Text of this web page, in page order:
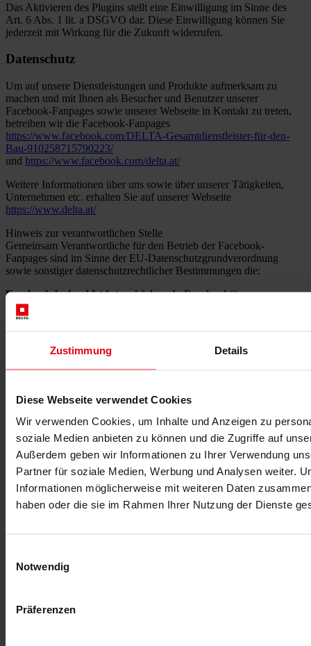
Zustimmung Details
Diese Webseite verwendet Cookies
Wir verwenden Cookies, um Inhalte und Anzeigen zu
soziale Medien anbieten zu können und die Zugriffe auf
Außerdem geben wir Informationen zu Ihrer Verwendung
Partner für soziale Medien, Werbung und Analysen weiter.
Informationen möglicherweise mit weiteren Daten
haben oder die sie im Rahmen Ihrer Nutzung der Dienste
Notwendig
Präferenzen
Das Aktivieren des Plugins stellt eine Einwilligung im Sinne des
Art. 6 Abs. 1 lit. a DSGVO dar. Diese Einwilligung können Sie
jederzeit mit Wirkung für die Zukunft widerrufen.
Datenschutz
Um auf unsere Dienstleistungen und Produkte aufmerksam zu
machen und mit Ihnen als Besucher und Benutzer unserer
Facebook-Fanpages sowie unserer Webseite in Kontakt zu treten,
betreiben wir die Facebook-Fanpages
https://www.facebook.com/DELTA-Gesamtdienstleister-für-den-
Bau-910258715790223/
und https://www.facebook.com/delta.at/
Weitere Informationen über uns sowie über unserer Tätigkeiten,
Unternehmen etc. erhalten Sie auf unserer Webseite
https://www.delta.at/
Hinweis zur verantwortlichen Stelle
Gemeinsam Verantwortliche für den Betrieb der Facebook-
Fanpages sind im Sinne der EU-Datenschutzgrundverordnung
sowie sonstiger datenschutzrechtlicher Bestimmungen die:
Facebook Ireland Ltd. (nachfolgend „Facebook“)
4 Grand Canal Square
Grand Canal Harbour
und
Kalkofenstraße 21
A-4600 Wels
Facebook Ireland stimmt zu, die primäre Verantwortung gemäß
DSGVO für die Verarbeitung von Insights-Daten zu übernehmen
und sämtliche Pflichten aus der DSGVO im Hinblick auf die
Verarbeitung von Insights-Daten zu erfüllen (u. a. Artikel 12 und 13
DSGVO, Artikel 15 bis 22 DSGVO und Artikel 32 bis 34
DSGVO).
Wir als Betreiber der Facebook-Fanpages haben kein Interesse an